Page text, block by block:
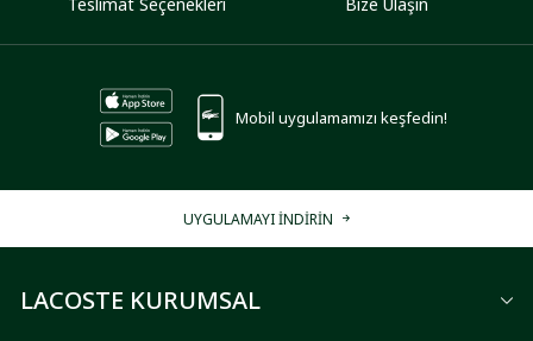
Mobil uygulamamızı keşfedin!
UYGULAMAYI İNDİRİN
LACOSTE KURUMSAL